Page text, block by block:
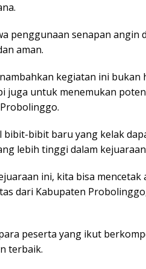
penggunaan senapan angin
aman.
kegiatan ini bukan
juga untuk menemukan
bibit-bibit baru yang kelak
lebih tinggi dalam
ini, kita bisa mencetak
dari Kabupaten
peserta yang ikut
terbaik.